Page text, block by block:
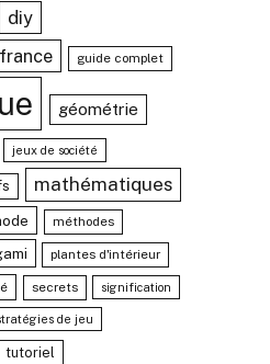
diy
france guide complet
géométrie
jeux de société
mathématiques
méthodes
plantes d'intérieur
secrets signification
de jeu
tutoriel